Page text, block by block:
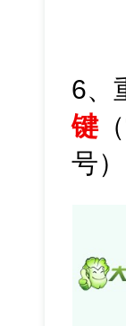
6、
键
号